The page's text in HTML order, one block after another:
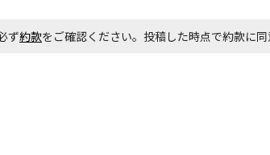
ず約款をご確認ください。投稿した時点で約款